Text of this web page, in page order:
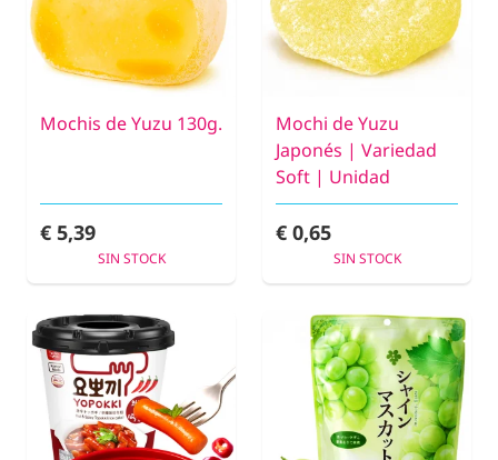
Mochis de Yuzu 130g.
€ 5,39
SIN STOCK
Mochi de Yuzu
Japonés | Variedad
Soft | Unidad
€ 0,65
SIN STOCK